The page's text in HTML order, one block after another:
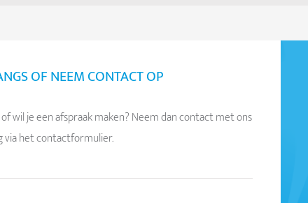
OF NEEM CONTACT OP
wil je een afspraak maken? Neem dan contact met ons
via het contactformulier.